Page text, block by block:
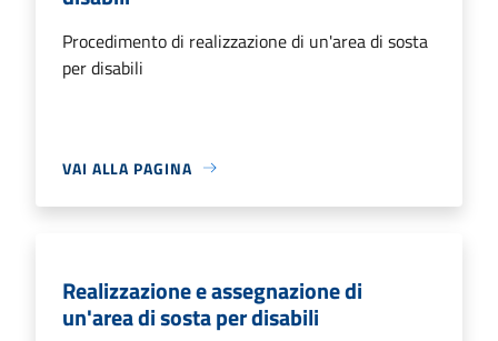
Procedimento di realizzazione di un'area di sosta
per disabili
VAI ALLA PAGINA
Realizzazione e assegnazione di
un'area di sosta per disabili